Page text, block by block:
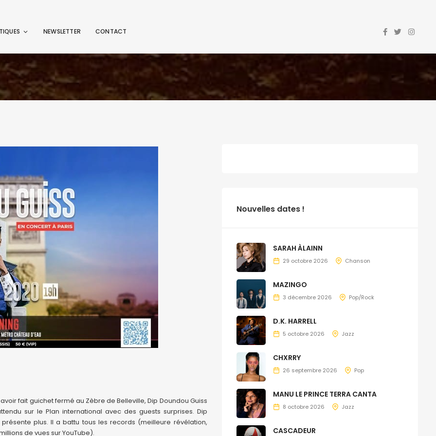
NEWSLETTER CONTACT
fait guichet fermé au Zèbre de Belleville, Dip Doundou Guiss
sur le Plan international avec des guests surprises. Dip
plus. Il a battu tous les records (meilleure révélation,
de vues sur YouTube).
Nouvelles dates !
SARAH ÀLAINN
29 octobre 2026 Chanson
MAZINGO
3 décembre 2026 Pop/Rock
D.K. HARRELL
5 octobre 2026 Jazz
CHXRRY
26 septembre 2026 Pop
MANU LE PRINCE TERRA CANTA
8 octobre 2026 Jazz
CASCADEUR